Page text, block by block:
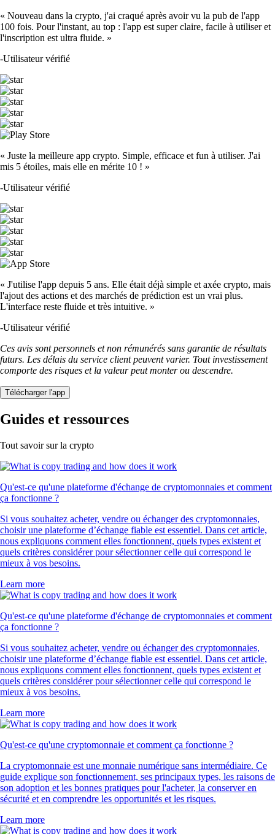
« Nouveau dans la crypto, j'ai craqué après avoir vu la pub de l'app
100 fois. Pour l'instant, au top : l'app est super claire, facile à utiliser et
l'inscription est ultra fluide. »
-Utilisateur vérifié
« Juste la meilleure app crypto. Simple, efficace et fun à utiliser. J'ai
mis 5 étoiles, mais elle en mérite 10 ! »
-Utilisateur vérifié
« J'utilise l'app depuis 5 ans. Elle était déjà simple et axée crypto, mais
l'ajout des actions et des marchés de prédiction est un vrai plus.
L'interface reste fluide et très intuitive. »
-Utilisateur vérifié
Ces avis sont personnels et non rémunérés sans garantie de résultats
futurs. Les délais du service client peuvent varier. Tout investissement
comporte des risques et la valeur peut monter ou descendre.
Télécharger l'app
Guides et ressources
Tout savoir sur la crypto
Qu'est-ce qu'une plateforme d'échange de cryptomonnaies et comment
ça fonctionne ?
Si vous souhaitez acheter, vendre ou échanger des cryptomonnaies,
choisir une plateforme d’échange fiable est essentiel. Dans cet article,
nous expliquons comment elles fonctionnent, quels types existent et
quels critères considérer pour sélectionner celle qui correspond le
mieux à vos besoins.
Learn more
Qu'est-ce qu'une plateforme d'échange de cryptomonnaies et comment
ça fonctionne ?
Si vous souhaitez acheter, vendre ou échanger des cryptomonnaies,
choisir une plateforme d’échange fiable est essentiel. Dans cet article,
nous expliquons comment elles fonctionnent, quels types existent et
quels critères considérer pour sélectionner celle qui correspond le
mieux à vos besoins.
Learn more
Qu'est-ce qu'une cryptomonnaie et comment ça fonctionne ?
La cryptomonnaie est une monnaie numérique sans intermédiaire. Ce
guide explique son fonctionnement, ses principaux types, les raisons de
son adoption et les bonnes pratiques pour l'acheter, la conserver en
sécurité et en comprendre les opportunités et les risques.
Learn more